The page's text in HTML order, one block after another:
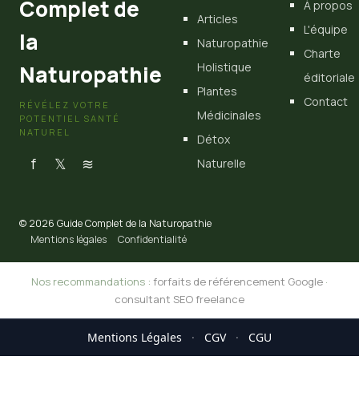
Complet de
la
Naturopathie
RÉVÉLEZ VOTRE
POTENTIEL SANTÉ
NATUREL
f 𝕏 ≋
Articles
Naturopathie
Holistique
Plantes
Médicinales
Détox
Naturelle
À propos
L'équipe
Charte
éditoriale
Contact
© 2026 Guide Complet de la Naturopathie
Mentions légales
Confidentialité
Nos recommandations : forfaits de référencement Google ·
consultant SEO freelance
Mentions Légales · CGV · CGU